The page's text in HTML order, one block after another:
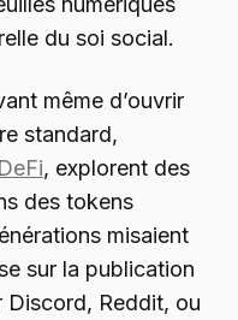
du soi social.
même d’ouvrir
standard,
, explorent des
des tokens
misaient
sur la publication
Reddit, ou